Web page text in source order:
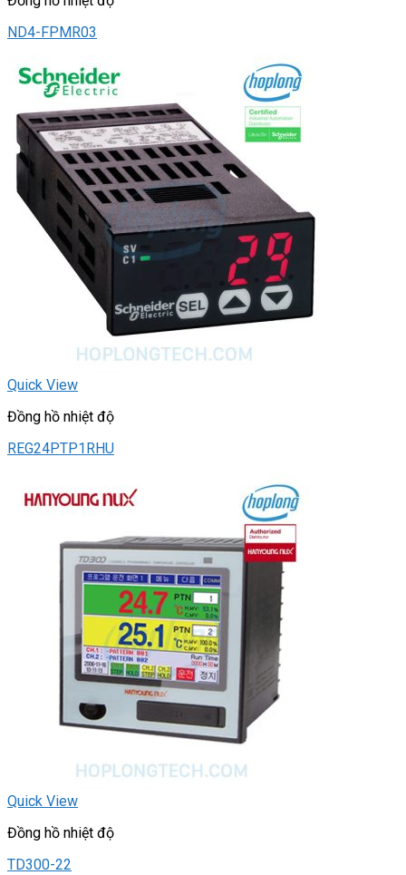
ND4-FPMR03
Quick View
Đồng hồ nhiệt độ
REG24PTP1RHU
Quick View
Đồng hồ nhiệt độ
TD300-22